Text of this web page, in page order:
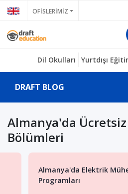
OFİSLERİMİZ
Dil Okulları Yurtdışı
DRAFT BLOG
Almanya'da
Bölümleri
Almanya'da Elektrik
Programları